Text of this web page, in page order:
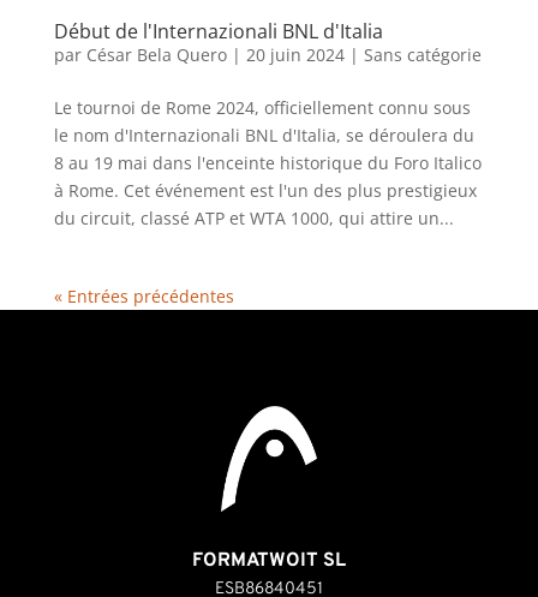
Début de l'Internazionali BNL d'Italia
par César Bela Quero| 20 juin 2024| Sans catégorie
Le tournoi de Rome 2024, officiellement connu sous
le nom d'Internazionali BNL d'Italia, se déroulera du
8 au 19 mai dans l'enceinte historique du Foro Italico
à Rome. Cet événement est l'un des plus prestigieux
du circuit, classé ATP et WTA 1000, qui attire un...
« Entrées précédentes
FORMATWOIT SL
ESB86840451